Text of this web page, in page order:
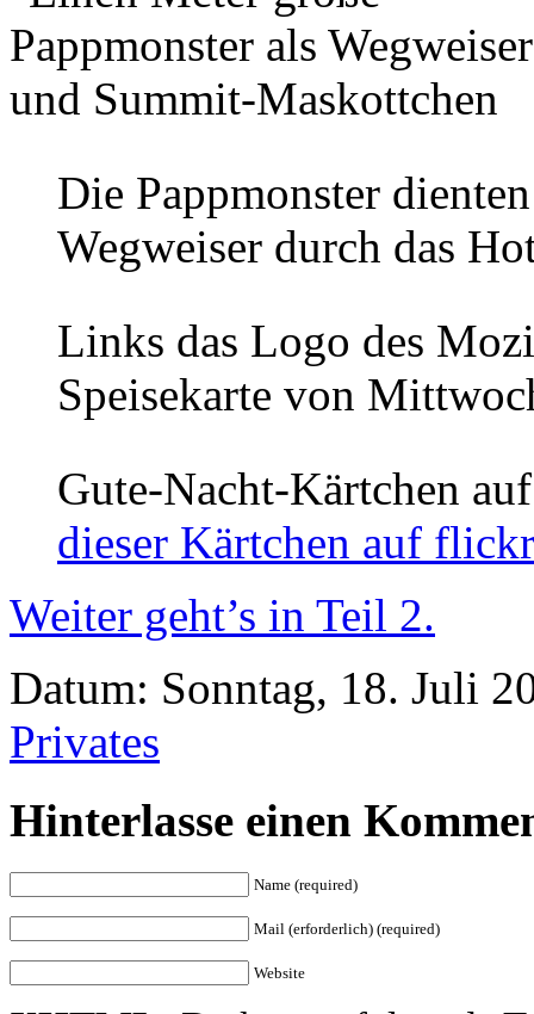
Die Pappmonster
Wegweiser durch das
Links das Logo des
Speisekarte von
Gute-Nacht-Kärtchen
dieser Kärtchen auf flickr
Weiter geht’s in Teil 2.
Datum: Sonntag, 18. Juli
Privates
Hinterlasse einen
Name (required)
Mail (erforderlich) (required)
Website